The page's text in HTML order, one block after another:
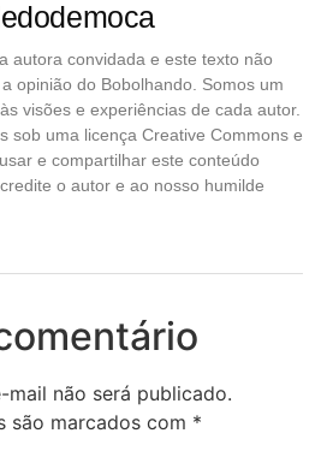
autora convidada e este texto não
opinião do Bobolhando. Somos um
visões e experiências de cada autor.
sob uma licença Creative Commons e
e compartilhar este conteúdo
o autor e ao nosso humilde
mail não será publicado.
são marcados com *